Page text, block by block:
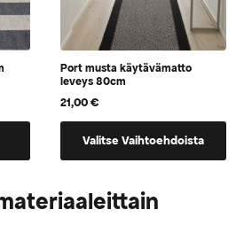
Port musta käytävämatto
leveys 80cm
21,00€
Valitse Vaihtoehdoista
tuotteella
vaihtoehtoja,
jotka